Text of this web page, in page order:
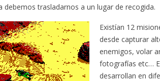
debemos trasladarnos a un lugar de recogida.
Existían 12
desde capturar
enemigos, volar
fotografías etc…
desarrollan en